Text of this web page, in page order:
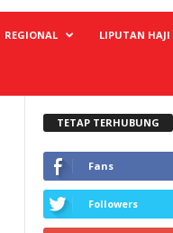
REGIONAL LIPUTAN HAJI
TETAP TERHUBUNG
Fans
Followers